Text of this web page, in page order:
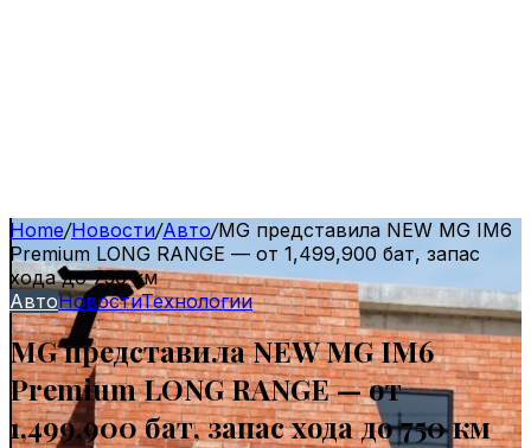
Home/Новости/Авто/MG представила NEW MG IM6
Premium LONG RANGE — от 1,499,900 бат, запас
хода до 750 км
АвтоНовостиТехнологии
MG представила NEW MG IM6
Premium LONG RANGE — от
1,499,900 бат, запас хода до 750 км